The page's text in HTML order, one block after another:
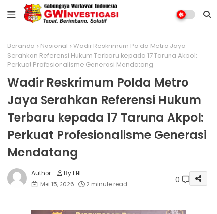
Beranda Nasional
Wadir Reskrimum Polda Metro Jaya
Serahkan Referensi Hukum Terbaru kepada 17 Taruna Akpol:
Perkuat Profesionalisme Generasi Mendatang
Wadir Reskrimum Polda Metro
Jaya Serahkan Referensi Hukum
Terbaru kepada 17 Taruna Akpol:
Perkuat Profesionalisme Generasi
Mendatang
By ENI
Mei 15, 2026
2 minute read 0